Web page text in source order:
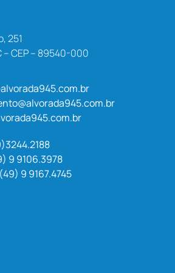
251
– CEP – 89540-000
9 9106.3978
9 9167.4745